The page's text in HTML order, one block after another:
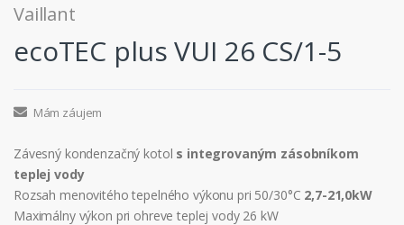
Vaillant
ecoTEC plus VUI 26 CS/1-5
Mám záujem
Závesný kondenzačný kotol s integrovaným zásobníkom
teplej vody
Rozsah menovitého tepelného výkonu pri 50/30°C 2,7-21,0kW
Maximálny výkon pri ohreve teplej vody 26 kW